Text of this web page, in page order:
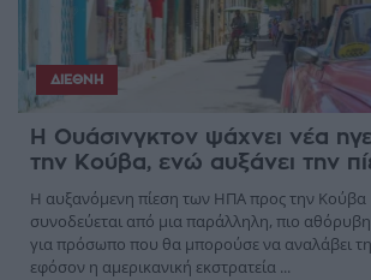
ΔΙΕΘΝΉ
Η Ουάσινγκτον ψάχνει νέα
την Κούβα, ενώ αυξάνει την
Η αυξανόμενη πίεση των ΗΠΑ προς την Κούβα
συνοδεύεται από μια παράλληλη, πιο
για πρόσωπο που θα μπορούσε να αναλάβει
εφόσον η αμερικανική εκστρατεία ...